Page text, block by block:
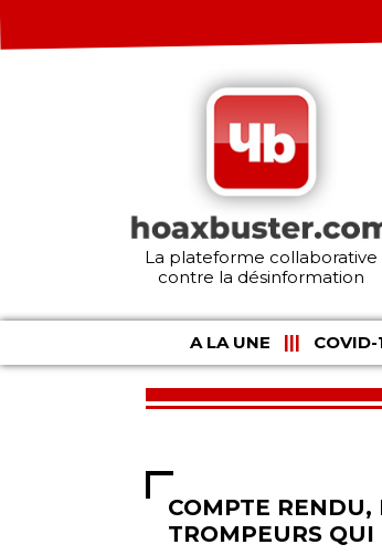
La plateforme collaborative
contre la désinformation
A LA UNE COVID-
COMPTE RENDU,
TROMPEURS QUI